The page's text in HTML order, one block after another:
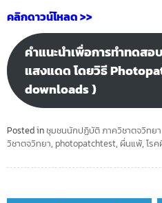
คลิกดาวน์โหลด >>
คำแนะนำเพื่อการทำทดส
แสงแดด โดยวิธี
downloads )
Posted inชุมชนนักปฏิบัติ ภาควิชาตจวิทยา
วิชาตจวิทยา, photopatchtest, ผื่นแพ้, โร
Post